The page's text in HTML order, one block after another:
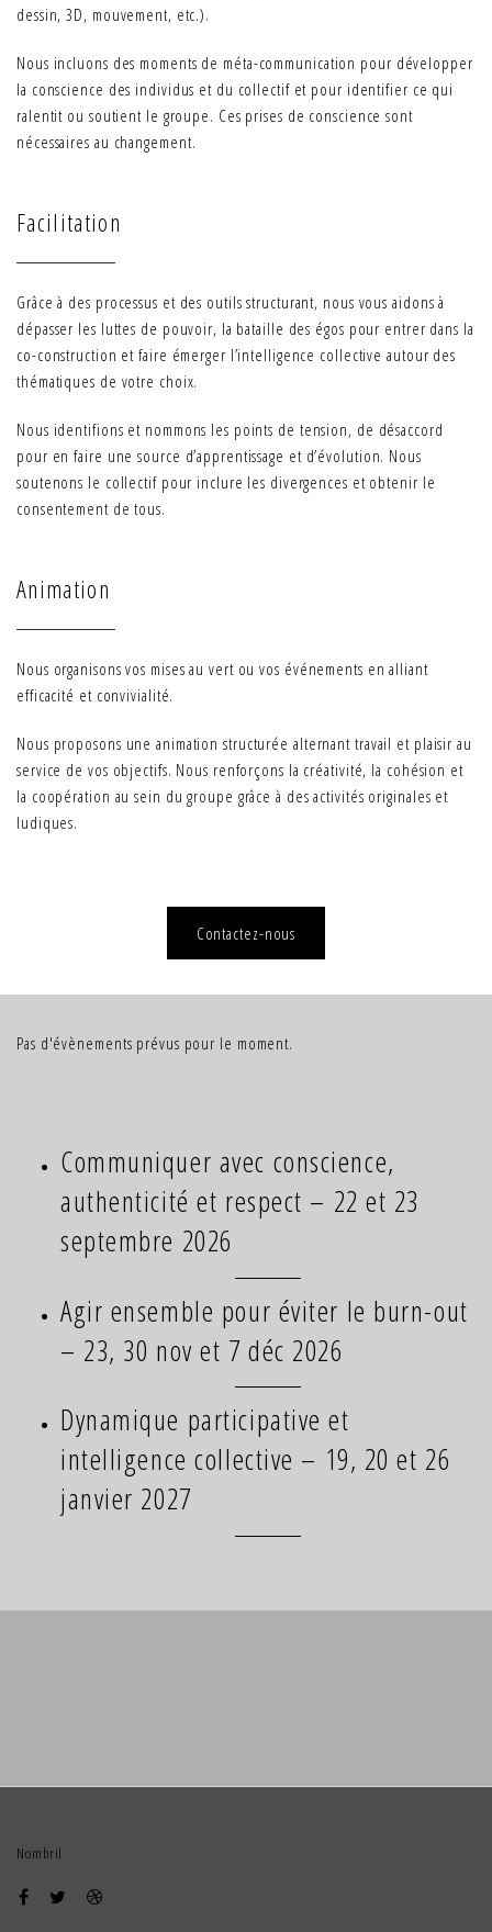
dessin, 3D, mouvement, etc.).
Nous incluons des moments de méta-communication pour développer
la conscience des individus et du collectif et pour identifier ce qui
ralentit ou soutient le groupe. Ces prises de conscience sont
nécessaires au changement.
Facilitation
Grâce à des processus et des outils structurant, nous vous aidons à
dépasser les luttes de pouvoir, la bataille des égos pour entrer dans la
co-construction et faire émerger l’intelligence collective autour des
thématiques de votre choix.
Nous identifions et nommons les points de tension, de désaccord
pour en faire une source d’apprentissage et d’évolution. Nous
soutenons le collectif pour inclure les divergences et obtenir le
consentement de tous.
Animation
Nous organisons vos mises au vert ou vos événements en alliant
efficacité et convivialité.
Nous proposons une animation structurée alternant travail et plaisir au
service de vos objectifs. Nous renforçons la créativité, la cohésion et
la coopération au sein du groupe grâce à des activités originales et
ludiques.
Contactez-nous
Pas d'évènements prévus pour le moment.
Communiquer avec conscience,
authenticité et respect – 22 et 23
septembre 2026
Agir ensemble pour éviter le burn-out
– 23, 30 nov et 7 déc 2026
Dynamique participative et
intelligence collective – 19, 20 et 26
janvier 2027
Nombril